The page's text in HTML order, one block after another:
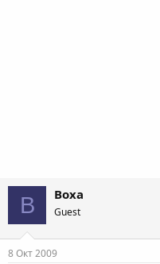
B Boxa
Guest
8 Окт 2009